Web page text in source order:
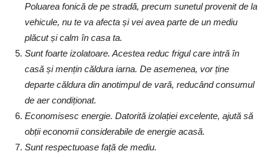
Poluarea fonică de pe stradă, precum sunetul provenit de la
vehicule, nu te va afecta și vei avea parte de un mediu
plăcut și calm în casa ta.
Sunt foarte izolatoare. Acestea reduc frigul care intră în
casă și mențin căldura iarna. De asemenea, vor ține
departe căldura din anotimpul de vară, reducând consumul
de aer condiționat.
Economisesc energie. Datorită izolației excelente, ajută să
obții economii considerabile de energie acasă.
Sunt respectuoase față de mediu.